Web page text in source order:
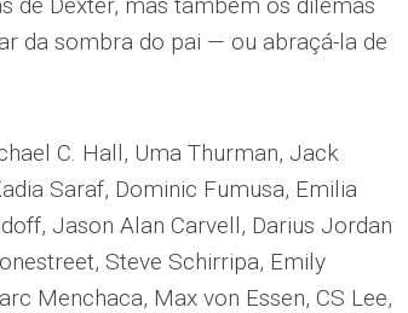
da sombra do pai — ou abraçá-la de
C. Hall, Uma Thurman, Jack
Saraf, Dominic Fumusa, Emilia
Jason Alan Carvell, Darius Jordan
Steve Schirripa, Emily
Menchaca, Max von Essen, CS Lee,